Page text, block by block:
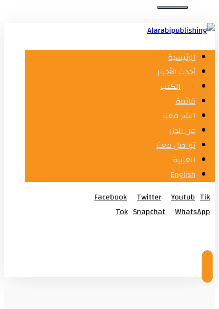
الرئيسية
أحدث الأخبار
الكتب
قائمة
انشر معنا
عن الدار
تواصل معنا
العربية
English
Facebook
Twitter Youtub Tik
Tok Snapchat
WhatsApp